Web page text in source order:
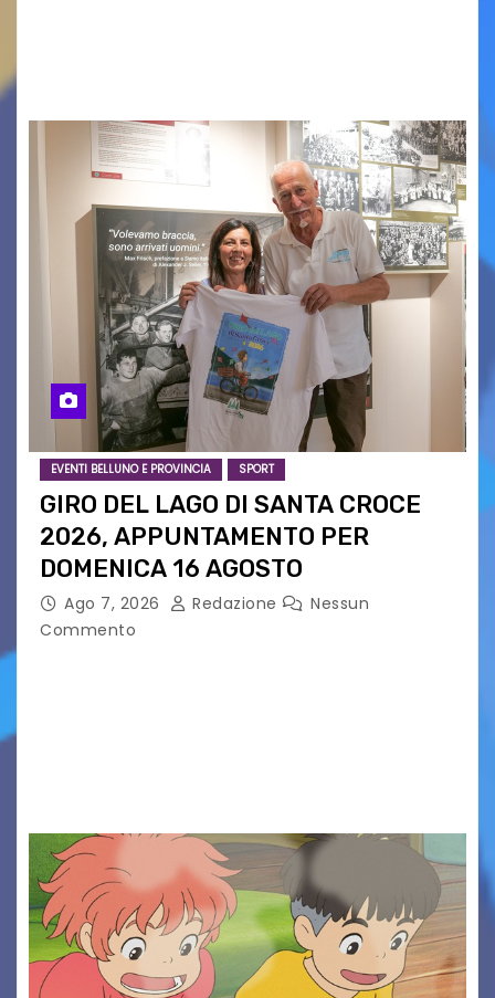
EVENTI BELLUNO E PROVINCIA SPORT
GIRO DEL LAGO DI SANTA CROCE
2026, APPUNTAMENTO PER
DOMENICA 16 AGOSTO
Ago 7, 2026 Redazione
Nessun
Commento